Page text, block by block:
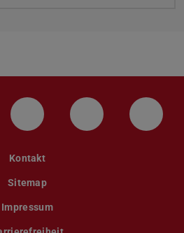
TU Darmstadt
Kanal der TU
Bluesky-Kanal der TU
Facebook-
Kontakt
Sitemap
Impressum